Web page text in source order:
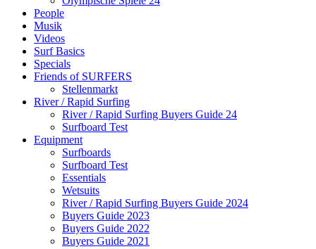
People
Musik
Videos
Surf Basics
Specials
Friends of SURFERS
Stellenmarkt
River / Rapid Surfing
River / Rapid Surfing Buyers Guide 24
Surfboard Test
Equipment
Surfboards
Surfboard Test
Essentials
Wetsuits
River / Rapid Surfing Buyers Guide 2024
Buyers Guide 2023
Buyers Guide 2022
Buyers Guide 2021